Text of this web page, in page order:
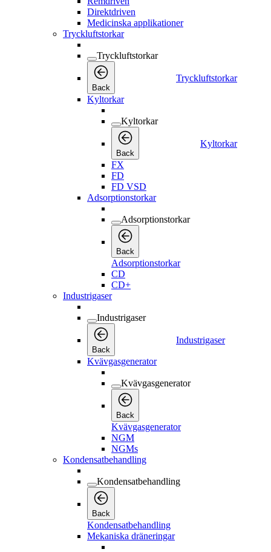
Direktdriven
Medicinska applikationer
Tryckluftstorkar
Tryckluftstorkar
Back
Tryckluftstorkar
Kyltorkar
Kyltorkar
Back
Kyltorkar
FX
FD
FD VSD
Adsorptionstorkar
Adsorptionstorkar
Back
Adsorptionstorkar
CD
CD+
Industrigaser
Industrigaser
Back
Industrigaser
Kvävgasgenerator
Kvävgasgenerator
Back
Kvävgasgenerator
NGM
NGMs
Kondensatbehandling
Kondensatbehandling
Back
Kondensatbehandling
Mekaniska dräneringar